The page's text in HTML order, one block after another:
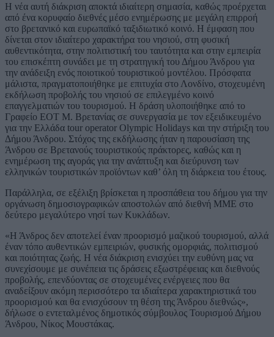
Η νέα αυτή διάκριση αποκτά ιδιαίτερη σημασία, καθώς προέρχεται
από ένα κορυφαίο διεθνές μέσο ενημέρωσης με μεγάλη επιρροή
στο βρετανικό και ευρωπαϊκό ταξιδιωτικό κοινό. Η έμφαση που
δίνεται στον ιδιαίτερο χαρακτήρα του νησιού, στη φυσική
αυθεντικότητα, στην πολιτιστική του ταυτότητα και στην εμπειρία
του επισκέπτη συνάδει με τη στρατηγική του Δήμου Άνδρου για
την ανάδειξη ενός ποιοτικού τουριστικού μοντέλου. Πρόσφατα
μάλιστα, πραγματοποιήθηκε με επιτυχία στο Λονδίνο, στοχευμένη
εκδήλωση προβολής του νησιού σε επιλεγμένο κοινό
επαγγελματιών του τουρισμού. Η δράση υλοποιήθηκε από το
Γραφείο ΕΟΤ Μ. Βρετανίας σε συνεργασία με τον εξειδικευμένο
για την Ελλάδα tour operator Olympic Holidays και την στήριξη του
Δήμου Άνδρου. Στόχος της εκδήλωσης ήταν η παρουσίαση της
Άνδρου σε Βρετανούς τουριστικούς πράκτορες, καθώς και η
ενημέρωση της αγοράς για την ανάπτυξη και διεύρυνση των
ελληνικών τουριστικών προϊόντων καθ’ όλη τη διάρκεια του έτους.
Παράλληλα, σε εξέλιξη βρίσκεται η προσπάθεια του δήμου για την
οργάνωση δημοσιογραφικών αποστολών από διεθνή ΜΜΕ στο
δεύτερο μεγαλύτερο νησί των Κυκλάδων.
«Η Άνδρος δεν αποτελεί έναν προορισμό μαζικού τουρισμού, αλλά
έναν τόπο αυθεντικών εμπειριών, φυσικής ομορφιάς, πολιτισμού
και ποιότητας ζωής. Η νέα διάκριση ενισχύει την ευθύνη μας να
συνεχίσουμε με συνέπεια τις δράσεις εξωστρέφειας και διεθνούς
προβολής, επενδύοντας σε στοχευμένες ενέργειες που θα
αναδείξουν ακόμη περισσότερο τα ιδιαίτερα χαρακτηριστικά του
προορισμού και θα ενισχύσουν τη θέση της Άνδρου διεθνώς»,
δήλωσε ο εντεταλμένος δημοτικός σύμβουλος Τουρισμού Δήμου
Άνδρου, Νίκος Μουστάκας.